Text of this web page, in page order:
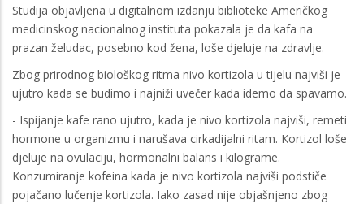
Studija objavljena u digitalnom izdanju biblioteke Američkog
medicinskog nacionalnog instituta pokazala je da kafa na
prazan želudac, posebno kod žena, loše djeluje na zdravlje.
Zbog prirodnog biološkog ritma nivo kortizola u tijelu najviši je
ujutro kada se budimo i najniži uvečer kada idemo da spavamo.
- Ispijanje kafe rano ujutro, kada je nivo kortizola najviši, remeti
hormone u organizmu i narušava cirkadijalni ritam. Kortizol loše
djeluje na ovulaciju, hormonalni balans i kilograme.
Konzumiranje kofeina kada je nivo kortizola najviši podstiče
pojačano lučenje kortizola. Iako zasad nije objašnjeno zbog